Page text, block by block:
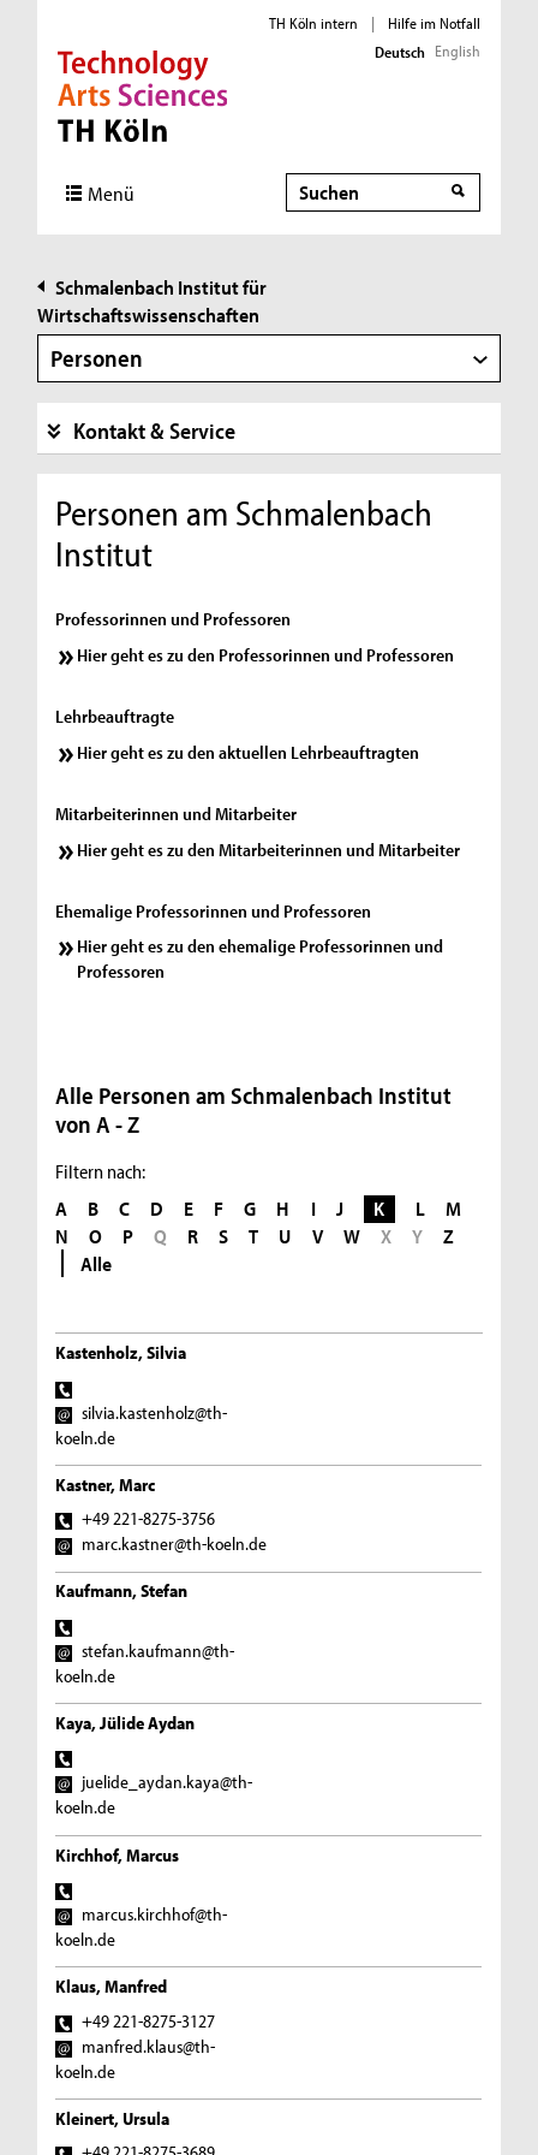
Direkt zur Hauptnavigation
Direkt zur Subnavigation
Direkt zum Inhalt
Direkt zum Fußbereich
TH Köln intern |
Hilfe im Notfall
Deutsch English
Menü Suche
Suche
Schmalenbach Institut für
Wirtschaftswissenschaften
Personen
Kontakt & Service
Personen am Schmalenbach
Institut
Professorinnen und Professoren
Hier geht es zu den Professorinnen und Professoren
Lehrbeauftragte
Hier geht es zu den aktuellen Lehrbeauftragten
Mitarbeiterinnen und Mitarbeiter
Hier geht es zu den Mitarbeiterinnen und Mitarbeiter
Ehemalige Professorinnen und Professoren
Hier geht es zu den ehemalige Professorinnen und
Professoren
Alle Personen am Schmalenbach Institut
von A - Z
Filtern nach:
A B C D E F G H I J K L
M
N
O P Q R S T U V W X Y
Z
Alle
Kastenholz, Silvia
silvia.kastenholz@th-
koeln.de
Kastner, Marc
+49 221-8275-3756
marc.kastner@th-koeln.de
Kaufmann, Stefan
stefan.kaufmann@th-
koeln.de
Kaya, Jülide Aydan
juelide_aydan.kaya@th-
koeln.de
Kirchhof, Marcus
marcus.kirchhof@th-
koeln.de
Klaus, Manfred
+49 221-8275-3127
manfred.klaus@th-
koeln.de
Kleinert, Ursula